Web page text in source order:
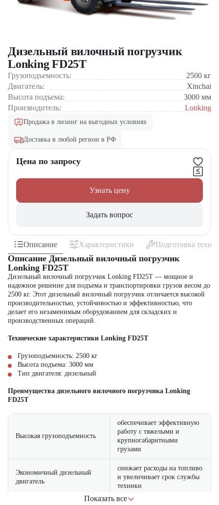
Дизельный вилочный погрузчик
Lonking FD25T
Грузоподъемность: 2500 кг
Двигатель:
Xinchai
Высота подъема:
3000 мм
Производитель:
Lonking
Продажа в лизинг на выгодных условиях
Доставка в любой регион в РФ
Цена по запросу
Узнать цену
Задать вопрос
Описание Характеристики Подготовка
Описание Дизельный вилочный погрузчик
Lonking FD25T
Дизельный вилочный погрузчик Lonking FD25T — мощное и
надежное решение для подъема и транспортировки грузов весом до
2500 кг. Этот дизельный вилочный погрузчик отличается высокой
производительностью, устойчивостью и эффективностью, что
делает его незаменимым оборудованием для складских и
производственных операций.
Технические характеристики Lonking FD25T
Грузоподъемность: 2500 кг
Высота подъема: 3000 мм
Тип двигателя: дизельный
Преимущества дизельного вилочного погрузчика Lonking
FD25T
Высокая грузоподъемность
обеспечивает эффективную
работу с тяжелыми и
крупногабаритными
грузами
Экономичный дизельный
двигатель
снижает расходы на топливо
и увеличивает срок службы
техники
Показать все